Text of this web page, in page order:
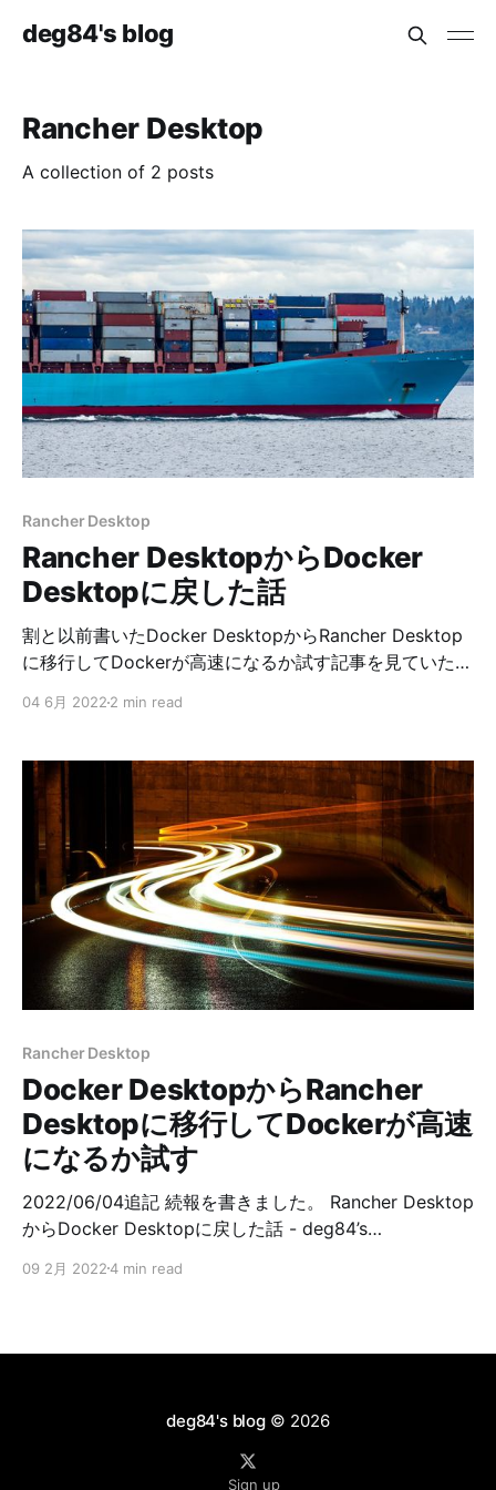
deg84's blog
Rancher Desktop
A collection of 2 posts
Rancher Desktop
Rancher DesktopからDocker
Desktopに戻した話
割と以前書いたDocker DesktopからRancher Desktop
に移行してDockerが高速になるか試す記事を見ていただ
なと思い、この記事を書いています。 結論はタイトルに
由を書いていこうと思うのですが、全員に当てはまるか
どうかは分からないです。 もしRacher Desktopにして
パフォーマンスが上がるかもしれないと考えるのであれ
ば、一度試してみるのが良いかなと思います。 その時は
休日など時間があるときにお試しください。 また、これ
はRancher Desktop v1.1.0の話です。それ以降のバージ
ョンで改善されている可能性はあります。 最大の理由
『Railsアプリケーションでのファイル変更検知が正常に
機能しない』 これです。 正確にいえば、時間がかかる
だけで、待っていればそのうち変更が反映されるんです
てました。 Rancher Desktopにしてから何か変な挙動を
感じ
04 6月 2022 2 min read
Rancher Desktop
Docker DesktopからRancher
Desktopに移行してDockerが高速
になるか試す
2022/06/04追記 続報を書きました。 Rancher Desktop
からDocker Desktopに戻した話 - deg84’s
Rancher Desktopを試したいと思います。 Rancher
くて気になっているRSpecの実行速度で検証することに
下のコマンドを3回実行してみます。 $ time docker-
た。17分ほどかかってますね。 これを基準にして、
09 2月 20224 min read
deg84's blog© 2026
Sign up